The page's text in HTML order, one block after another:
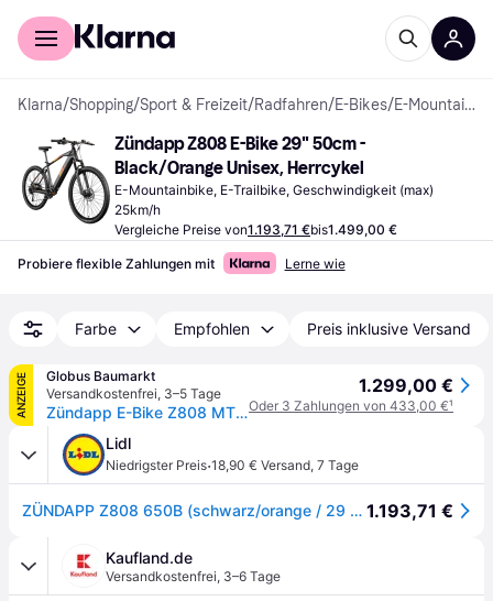
Für Shopper
Klarna/Shopping/Sport & Freizeit/Radfahren/E-Bikes/ E-Mountainbikes
Zündapp Z808 E-Bike 29" 50cm -
Black/Orange Unisex, Herrcykel
E-Mountainbike, E-Trailbike, Geschwindigkeit (max)
25km/h
Vergleiche Preise von1.193,71 €bis1.499,00 €
Probiere flexible Zahlungen mit Lerne wie
Farbe Empfohlen Preis inklusive Versand
ANZEIGE
Globus Baumarkt
Versandkostenfrei, 3–5 Tage
Zündapp E-Bike Z808 MTB 29 Zoll 10-Gang 550 Wh schwarz orange
1.299,00 €
Oder 3 Zahlungen von 433,00 €¹
Lidl
Niedrigster Preis·18,90 € Versand, 7 Tage
ZÜNDAPP Z808 650B (schwarz/orange / 29 Zoll) 1.193,71 €
Kaufland.de
Versandkostenfrei, 3–6 Tage